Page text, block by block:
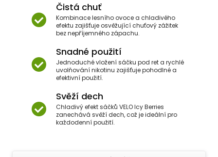
Čistá chuť
Kombinace lesního ovoce a chladivého
efektu zajišťuje osvěžující chuťový zážitek
bez nepříjemného zápachu.
Snadné použití
Jednoduché vložení sáčku pod ret a rychlé
uvolňování nikotinu zajišťuje pohodlné a
efektivní použití.
Svěží dech
Chladivý efekt sáčků VELO Icy Berries
zanechává svěží dech, což je ideální pro
každodenní použití.